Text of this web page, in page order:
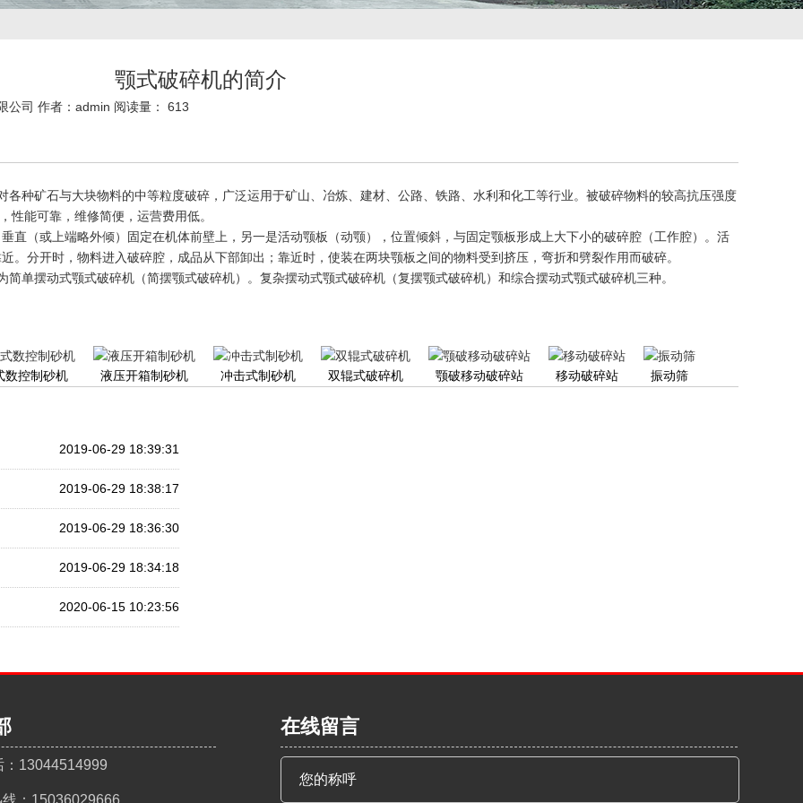
颚式破碎机的简介
公司 作者：admin 阅读量： 613
各种矿石与大块物料的中等粒度破碎，广泛运用于矿山、冶炼、建材、公路、铁路、水利和化工等行业。被破碎物料的较高抗压强度
能可靠，维修简便，运营费用低。
直（或上端略外倾）固定在机体前壁上，另一是活动颚板（动颚），位置倾斜，与固定颚板形成上大下小的破碎腔（工作腔）。活
。分开时，物料进入破碎腔，成品从下部卸出；靠近时，使装在两块颚板之间的物料受到挤压，弯折和劈裂作用而破碎。
单摆动式颚式破碎机（简摆颚式破碎机）。复杂摆动式颚式破碎机（复摆颚式破碎机）和综合摆动式颚式破碎机三种。
数控制砂机 液压开箱制砂机 冲击式制砂机 双辊式破碎机 颚破移动破碎站 移动破碎站 振动筛
2019-06-29 18:39:31
2019-06-29 18:38:17
2019-06-29 18:36:30
2019-06-29 18:34:18
2020-06-15 10:23:56
13044514999
在线留言